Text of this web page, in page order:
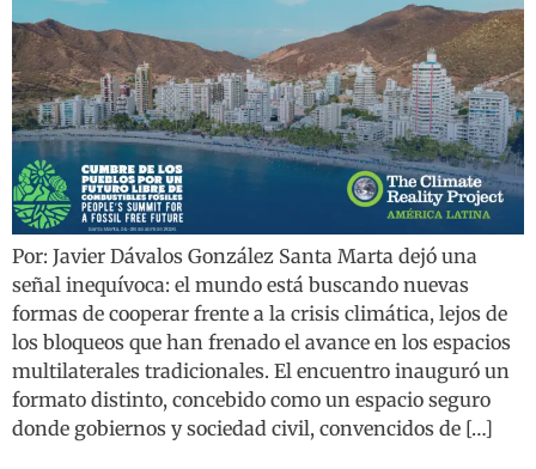
Por: Javier Dávalos González Santa Marta dejó una
señal inequívoca: el mundo está buscando nuevas
formas de cooperar frente a la crisis climática, lejos de
los bloqueos que han frenado el avance en los espacios
multilaterales tradicionales. El encuentro inauguró un
formato distinto, concebido como un espacio seguro
donde gobiernos y sociedad civil, convencidos de […]